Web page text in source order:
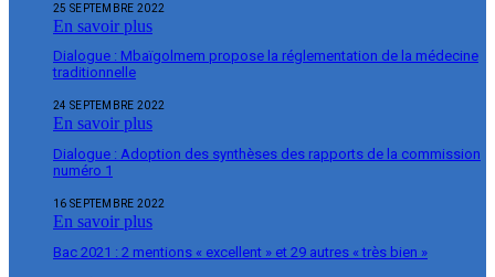
25 SEPTEMBRE 2022
En savoir plus
Dialogue : Mbaïgolmem propose la réglementation de la médecine
traditionnelle
24 SEPTEMBRE 2022
En savoir plus
Dialogue : Adoption des synthèses des rapports de la commission
numéro 1
16 SEPTEMBRE 2022
En savoir plus
Bac 2021 : 2 mentions « excellent » et 29 autres « très bien »